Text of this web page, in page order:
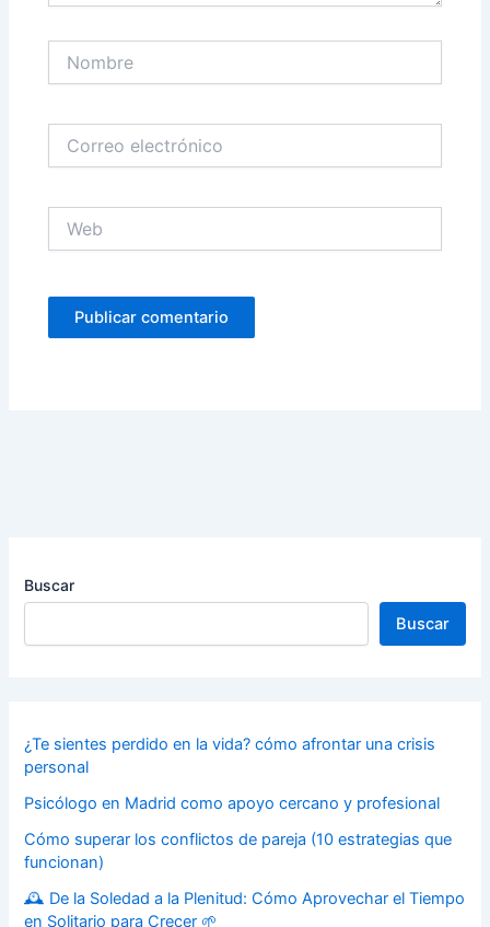
electrónico
Buscar
Buscar
¿Te sientes perdido en la vida? cómo afrontar una crisis
personal
Psicólogo en Madrid como apoyo cercano y profesional
Cómo superar los conflictos de pareja (10 estrategias que
funcionan)
🕰️ De la Soledad a la Plenitud: Cómo Aprovechar el Tiempo
en Solitario para Crecer 🌱